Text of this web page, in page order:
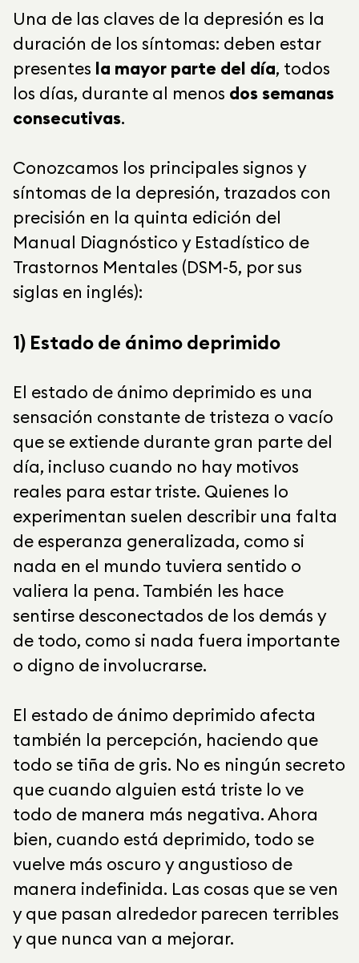
Una de las claves de la depresión es la
duración de los síntomas: deben estar
presentes la mayor parte del día, todos
los días, durante al menos dos semanas
consecutivas.
Conozcamos los principales signos y
síntomas de la depresión, trazados con
precisión en la quinta edición del
Manual Diagnóstico y Estadístico de
Trastornos Mentales (DSM-5, por sus
siglas en inglés):
1) Estado de ánimo deprimido
El estado de ánimo deprimido es una
sensación constante de tristeza o vacío
que se extiende durante gran parte del
día, incluso cuando no hay motivos
reales para estar triste. Quienes lo
experimentan suelen describir una falta
de esperanza generalizada, como si
nada en el mundo tuviera sentido o
valiera la pena. También les hace
sentirse desconectados de los demás y
de todo, como si nada fuera importante
o digno de involucrarse.
El estado de ánimo deprimido afecta
también la percepción, haciendo que
todo se tiña de gris. No es ningún secreto
que cuando alguien está triste lo ve
todo de manera más negativa. Ahora
bien, cuando está deprimido, todo se
vuelve más oscuro y angustioso de
manera indefinida. Las cosas que se ven
y que pasan alrededor parecen terribles
y que nunca van a mejorar.